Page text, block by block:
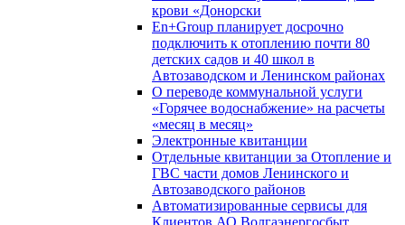
крови «Донорски
En+Group планирует досрочно
подключить к отоплению почти 80
детских садов и 40 школ в
Автозаводском и Ленинском районах
О переводе коммунальной услуги
«Горячее водоснабжение» на расчеты
«месяц в месяц»
Электронные квитанции
Отдельные квитанции за Отопление и
ГВС части домов Ленинского и
Автозаводского районов
Автоматизированные сервисы для